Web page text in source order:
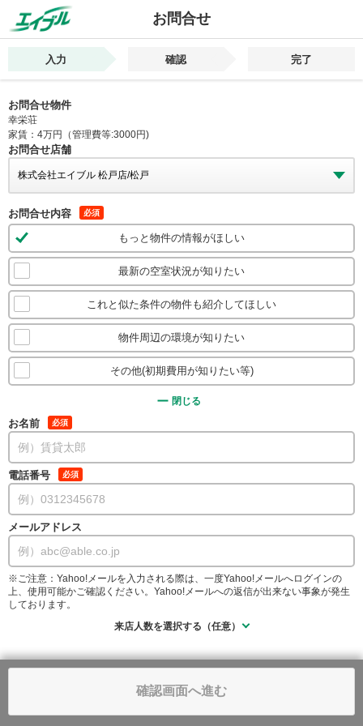
お問合せ
入力 確認 完了
お問合せ物件
幸栄荘
家賃：4万円（管理費等:3000円)
お問合せ店舗
お問合せ内容 必須
もっと物件の情報がほしい
最新の空室状況が知りたい
これと似た条件の物件も紹介してほしい
物件周辺の環境が知りたい
その他(初期費用が知りたい等)
閉じる
お名前 必須
電話番号 必須
メールアドレス
※ご注意：Yahoo!メールを入力される際は、一度Yahoo!メールへログインの
上、使用可能かご確認ください。Yahoo!メールへの返信が出来ない事象が発生
しております。
来店人数を選択する（任意）
確認画面へ進む